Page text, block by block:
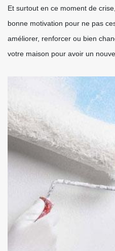
Et surtout en ce moment de
bonne motivation pour ne pas
améliorer, renforcer ou bien
votre maison pour avoir un